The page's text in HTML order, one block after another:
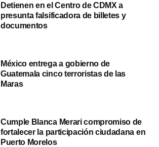
Detienen en el Centro de CDMX a
presunta falsificadora de billetes y
documentos
México entrega a gobierno de
Guatemala cinco terroristas de las
Maras
Cumple Blanca Merari compromiso de
fortalecer la participación ciudadana en
Puerto Morelos